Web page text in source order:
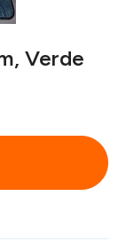
Verde